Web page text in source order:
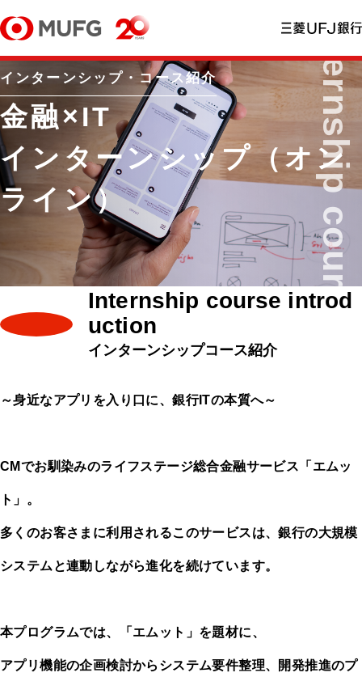
インターンシップ・コース紹介
金融×IT
インターンシップ（オン
ライン）
Internship course introd
uction
インターンシップコース紹介
～身近なアプリを入り口に、銀行ITの本質へ～
CMでお馴染みのライフステージ総合金融サービス「エムッ
ト」。
多くのお客さまに利用されるこのサービスは、銀行の大規模
システムと連動しながら進化を続けています。
本プログラムでは、「エムット」を題材に、
アプリ機能の企画検討からシステム要件整理、開発推進のプ